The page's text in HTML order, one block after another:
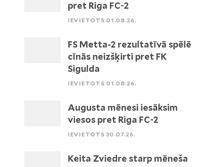
pret Riga FC-2
IEVIETOTS 01.08.26.
FS Metta-2 rezultatīvā spēlē
cīnās neizšķirti pret FK
Sigulda
IEVIETOTS 01.08.26.
Augusta mēnesi iesāksim
viesos pret Riga FC-2
IEVIETOTS 30.07.26.
Keita Zviedre starp mēneša